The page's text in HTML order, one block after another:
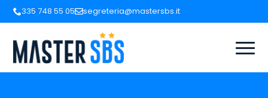
335 748 55 05 segreteria@mastersbs.it